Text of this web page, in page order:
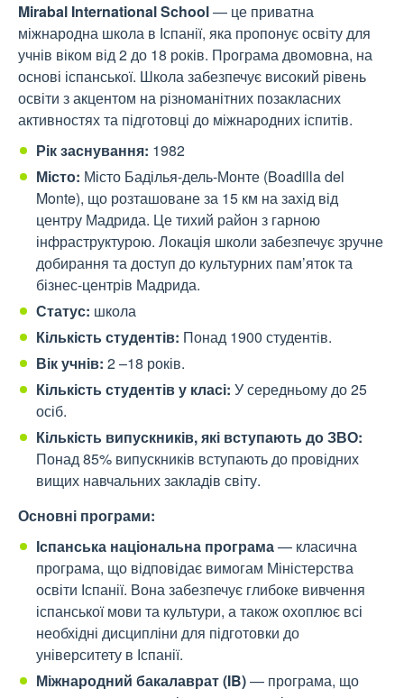
Mirabal International School— це приватна
міжнародна школа в Іспанії, яка пропонує освіту для
учнів віком від 2 до 18 років. Програма двомовна, на
основі іспанської. Школа забезпечує високий рівень
освіти з акцентом на різноманітних позакласних
активностях та підготовці до міжнародних іспитів.
Рік заснування: 1982
Місто: Місто Баділья-дель-Монте (Boadilla del
Monte), що розташоване за 15 км на захід від
центру Мадрида. Це тихий район з гарною
інфраструктурою. Локація школи забезпечує зручне
добирання та доступ до культурних пам’яток та
бізнес-центрів Мадрида.
Статус: школа
Кількість студентів: Понад 1900 студентів.
Вік учнів: 2 –18 років.
Кількість студентів у класі: У середньому до 25
осіб.
Кількість випускників, які вступають до ЗВО:
Понад 85% випускників вступають до провідних
вищих навчальних закладів світу.
Основні програми:
Іспанська національна програма— класична
програма, що відповідає вимогам Міністерства
освіти Іспанії. Вона забезпечує глибоке вивчення
іспанської мови та культури, а також охоплює всі
необхідні дисципліни для підготовки до
університету в Іспанії.
Міжнародний бакалаврат (IB)— програма, що